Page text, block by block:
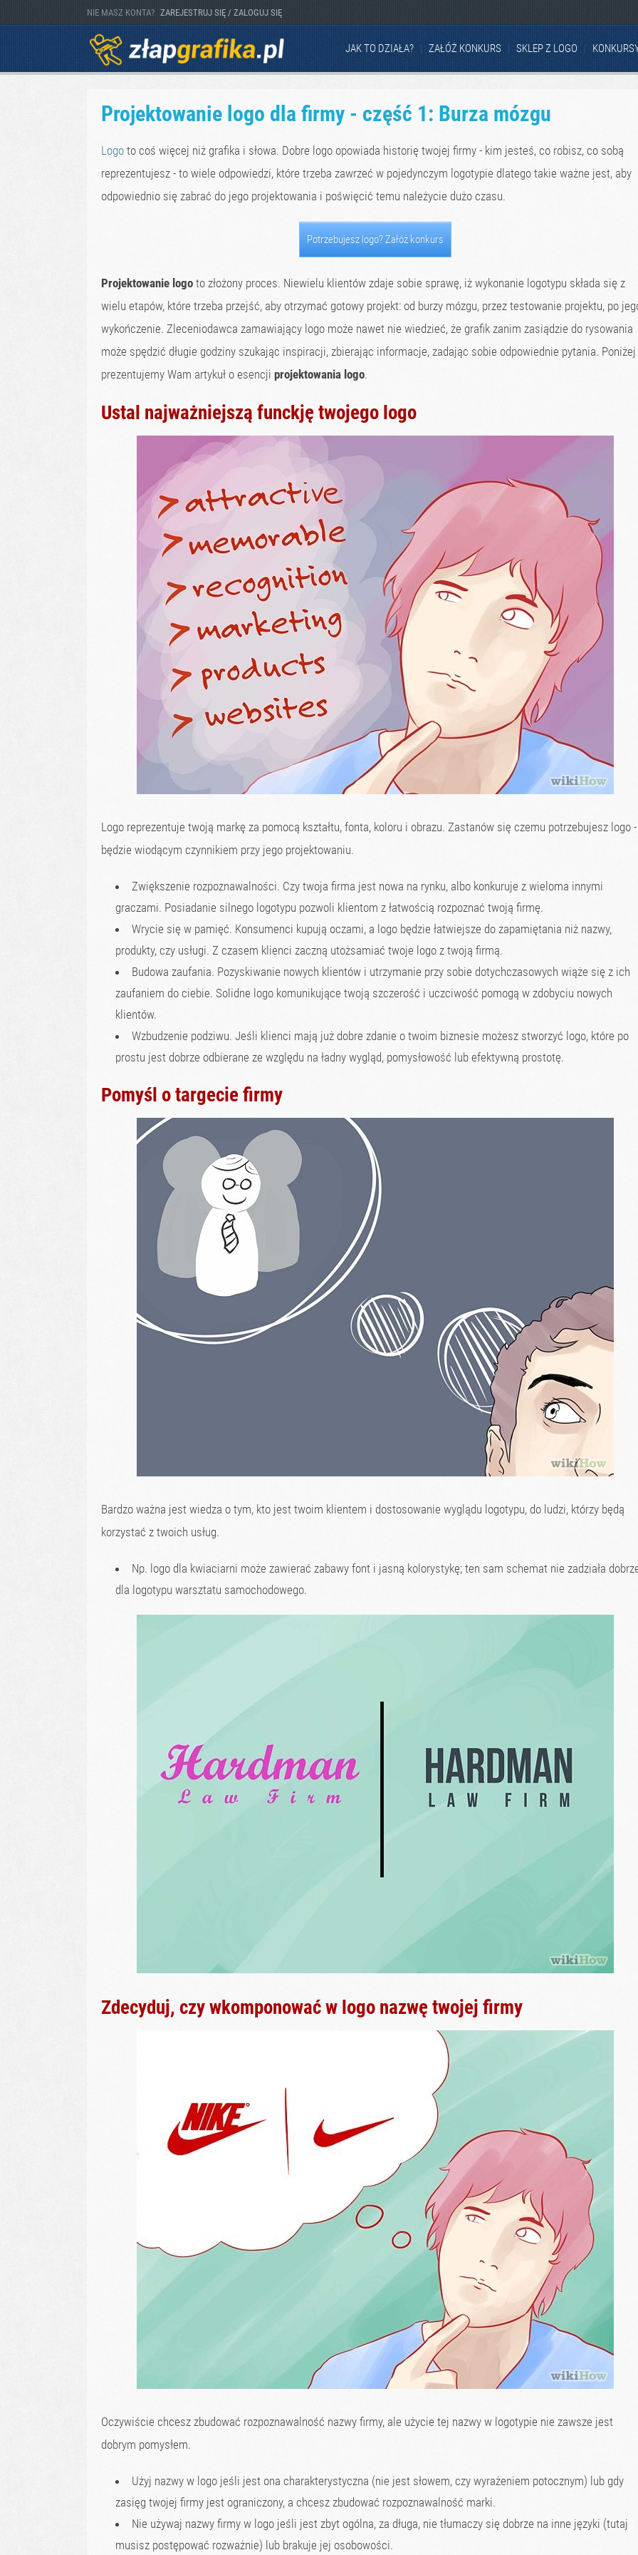
NIE MASZ KONTA? ZAREJESTRUJ SIĘ / ZALOGUJ SIĘ
JAK TO DZIAŁA? ZAŁÓŻ KONKURS SKLEP Z LOGO
Projektowanie logo dla firmy - część 1: Burza mózgu
Logo to coś więcej niż grafika i słowa. Dobre logo opowiada historię twojej firmy - kim jesteś, co robisz, co sobą
reprezentujesz - to wiele odpowiedzi, które trzeba zawrzeć w pojedynczym logotypie dlatego takie ważne jest, aby
odpowiednio się zabrać do jego projektowania i poświęcić temu należycie dużo czasu.
Potrzebujesz logo? Załóż konkurs
Projektowanie logo to złożony proces. Niewielu klientów zdaje sobie sprawę, iż wykonanie logotypu składa się z
wielu etapów, które trzeba przejść, aby otrzymać gotowy projekt: od burzy mózgu, przez testowanie projektu, po
wykończenie. Zleceniodawca zamawiający logo może nawet nie wiedzieć, że grafik zanim zasiądzie do rysowania
może spędzić długie godziny szukając inspiracji, zbierając informacje, zadając sobie odpowiednie pytania. Poniżej
prezentujemy Wam artykuł o esencji projektowania logo.
Ustal najważniejszą funckję twojego logo
Logo reprezentuje twoją markę za pomocą kształtu, fonta, koloru i obrazu. Zastanów się czemu potrzebujesz logo
będzie wiodącym czynnikiem przy jego projektowaniu.
Zwiększenie rozpoznawalności. Czy twoja firma jest nowa na rynku, albo konkuruje z wieloma innymi
graczami. Posiadanie silnego logotypu pozwoli klientom z łatwością rozpoznać twoją firmę.
Wrycie się w pamięć. Konsumenci kupują oczami, a logo będzie łatwiejsze do zapamiętania niż nazwy,
produkty, czy usługi. Z czasem klienci zaczną utożsamiać twoje logo z twoją firmą.
Budowa zaufania. Pozyskiwanie nowych klientów i utrzymanie przy sobie dotychczasowych wiąże się z ich
zaufaniem do ciebie. Solidne logo komunikujące twoją szczerość i uczciwość pomogą w zdobyciu nowych
klientów.
Wzbudzenie podziwu. Jeśli klienci mają już dobre zdanie o twoim biznesie możesz stworzyć logo, które po
prostu jest dobrze odbierane ze względu na ładny wygląd, pomysłowość lub efektywną prostotę.
Pomyśl o targecie firmy​
Bardzo ważna jest wiedza o tym, kto jest twoim klientem i dostosowanie wyglądu logotypu, do ludzi, którzy będą
korzystać z twoich usług.
Np. logo dla kwiaciarni może zawierać zabawy font i jasną kolorystykę; ten sam schemat nie zadziała
dla logotypu warsztatu samochodowego.
Zdecyduj, czy wkomponować w logo nazwę twojej firmy
Oczywiście chcesz zbudować rozpoznawalność nazwy firmy, ale użycie tej nazwy w logotypie nie zawsze jest
dobrym pomysłem.
Użyj nazwy w logo jeśli jest ona charakterystyczna (nie jest słowem, czy wyrażeniem potocznym) lub gdy
zasięg twojej firmy jest ograniczony, a chcesz zbudować rozpoznawalność marki.
Nie używaj nazwy firmy w logo jeśli jest zbyt ogólna, za długa, nie tłumaczy się dobrze na inne języki (tutaj
musisz postępować rozważnie) lub brakuje jej osobowości.